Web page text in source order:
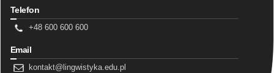
Telefon
+48 600 600 600
Email
kontakt@lingwistyka.edu.pl